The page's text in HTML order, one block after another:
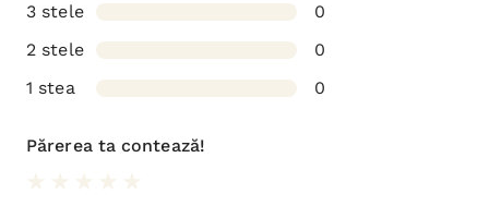
3 stele
0
2 stele
0
1 stea
0
Părerea ta contează!